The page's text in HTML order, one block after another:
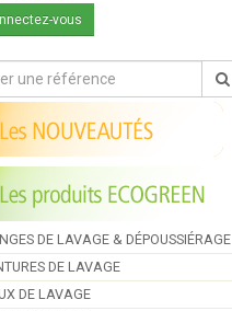
vous
DE LAVAGE & DÉPOUSSIÉRAGE
DE LAVAGE
DE LAVAGE